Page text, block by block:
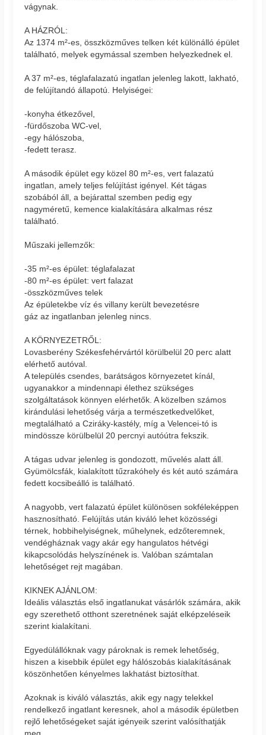
vágynak.
A HÁZRÓL:
Az 1374 m²-es, összközműves telken két különálló épület
található, melyek egymással szemben helyezkednek el.
A 37 m²-es, téglafalazatú ingatlan jelenleg lakott, lakható,
de felújítandó állapotú. Helyiségei:
-konyha étkezővel,
-fürdőszoba WC-vel,
-egy hálószoba,
-fedett terasz.
A második épület egy közel 80 m²-es, vert falazatú
ingatlan, amely teljes felújítást igényel. Két tágas
szobából áll, a bejárattal szemben pedig egy
nagyméretű, kemence kialakítására alkalmas rész
található.
Műszaki jellemzők:
-35 m²-es épület: téglafalazat
-80 m²-es épület: vert falazat
-összközműves telek
Az épületekbe víz és villany került bevezetésre
gáz az ingatlanban jelenleg nincs.
A KÖRNYEZETRŐL:
Lovasberény Székesfehérvártól körülbelül 20 perc alatt
elérhető autóval.
A település csendes, barátságos környezetet kínál,
ugyanakkor a mindennapi élethez szükséges
szolgáltatások könnyen elérhetők. A közelben számos
kirándulási lehetőség várja a természetkedvelőket,
megtalálható a Cziráky-kastély, míg a Velencei-tó is
mindössze körülbelül 20 percnyi autóútra fekszik.
A tágas udvar jelenleg is gondozott, művelés alatt áll.
Gyümölcsfák, kialakított tűzrakóhely és két autó számára
fedett kocsibeálló is található.
A nagyobb, vert falazatú épület különösen sokféleképpen
hasznosítható. Felújítás után kiváló lehet közösségi
térnek, hobbihelyiségnek, műhelynek, edzőteremnek,
vendégháznak vagy akár egy hangulatos hétvégi
kikapcsolódás helyszínének is. Valóban számtalan
lehetőséget rejt magában.
KIKNEK AJÁNLOM:
Ideális választás első ingatlanukat vásárlók számára, akik
egy szerethető otthont szeretnének saját elképzeléseik
szerint kialakítani.
Egyedülállóknak vagy pároknak is remek lehetőség,
hiszen a kisebbik épület egy hálószobás kialakításának
köszönhetően kényelmes lakhatást biztosíthat.
Azoknak is kiváló választás, akik egy nagy telekkel
rendelkező ingatlant keresnek, ahol a második épületben
rejlő lehetőségeket saját igényeik szerint valósíthatják
meg.